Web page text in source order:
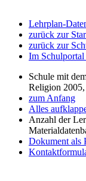
Lehrplan-
zurück zur
zurück zur
Im Schulportal
Schule mit
Religion
zum Anfang
Alles
Anzahl der
Dokument als